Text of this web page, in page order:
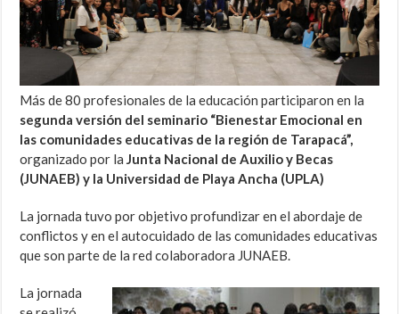
Más de 80 profesionales de la educación participaron en la
segunda versión del seminario “Bienestar Emocional en
las comunidades educativas de la región de Tarapacá”,
organizado por laJunta Nacional de Auxilio y Becas
(JUNAEB) y la Universidad de Playa Ancha (UPLA)
La jornada tuvo por objetivo profundizar en el abordaje de
conflictos y en el autocuidado de las comunidades educativas
que son parte de la red colaboradora JUNAEB.
La jornada